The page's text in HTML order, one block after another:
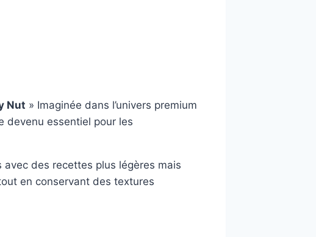
Nut » Imaginée dans l’univers premium
devenu essentiel pour les
des recettes plus légères mais
en conservant des textures